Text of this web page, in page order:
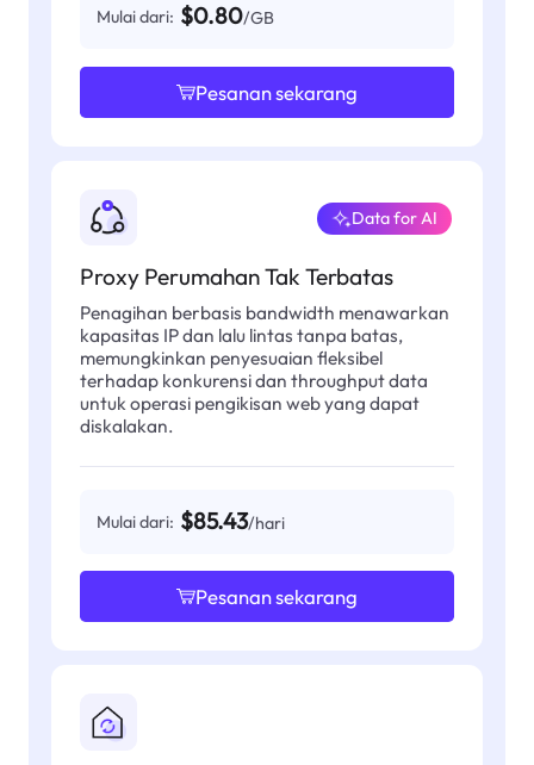
Mulai dari: $0.80/GB
Pesanan sekarang
Proxy Perumahan Tak Terbatas
Data for AI
Penagihan berbasis bandwidth menawarkan
kapasitas IP dan lalu lintas tanpa batas,
memungkinkan penyesuaian fleksibel
terhadap konkurensi dan throughput data
untuk operasi pengikisan web yang dapat
diskalakan.
Mulai dari: $85.43/hari
Pesanan sekarang